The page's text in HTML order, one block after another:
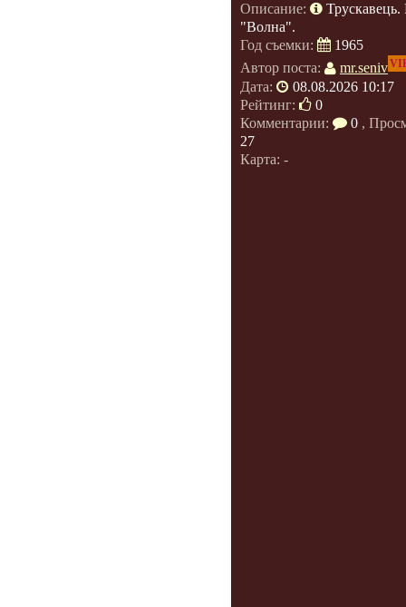
Описание:
"Волна".
Год съемки:
1965
Автор поста:
mr.seniv
Дата:
08.08.2026 10:17
Рейтинг:
0
Комментарии:
0 ,
27
Карта: -